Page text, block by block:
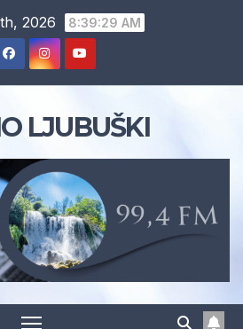
2026 8:39:30 AM
LJUBUŠKI